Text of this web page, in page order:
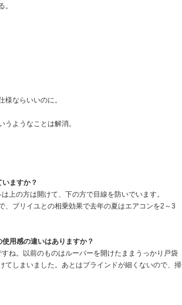
。
様ならいいのに。
ようなことは解消。
ますか？
上の方は開けて、下の方で目線を防いでいます。
、ブリイユとの相乗効果で去年の夏はエアコンを2～3
用感の違いはありますか？
ね。以前のものはルーバーを開けたままうっかり戸袋
てしまいました。あとはブラインドが細くないので、掃